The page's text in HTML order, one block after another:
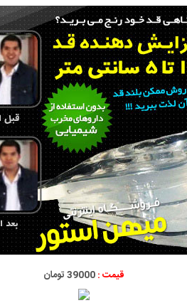
قیمت :